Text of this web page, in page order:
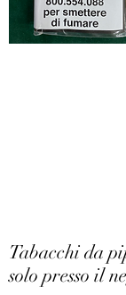
Tabacchi da
solo presso il